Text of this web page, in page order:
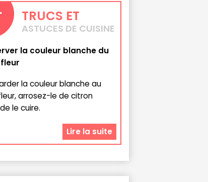
TRUCS ET
ASTUCES DE CUISINE
la couleur blanche du
la couleur blanche au
arrosez-le de citron
le cuire.
Lire la suite